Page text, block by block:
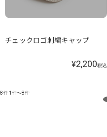
チェックロゴ刺繍キャップ
¥2,200税込
8件 1件～8件